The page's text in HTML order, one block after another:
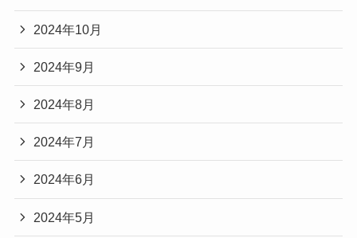
2024年10月
2024年9月
2024年8月
2024年7月
2024年6月
2024年5月